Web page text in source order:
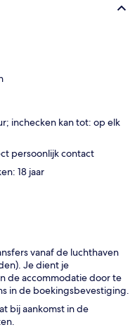
inchecken kan tot: op elk
persoonlijk contact
18 jaar
vanaf de luchthaven
Je dient je
de accommodatie door te
in de boekingsbevestiging.
bij aankomst in de